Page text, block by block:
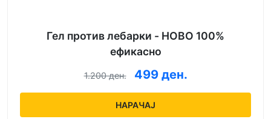
Гел против лебарки - НОВО 100%
ефикасно
1.200 ден. 499 ден.
НАРАЧАЈ